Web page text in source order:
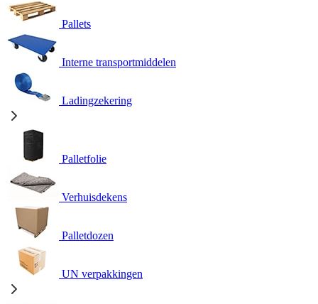
Pallets
Interne transportmiddelen
Ladingzekering
Palletfolie
Verhuisdekens
Palletdozen
UN verpakkingen